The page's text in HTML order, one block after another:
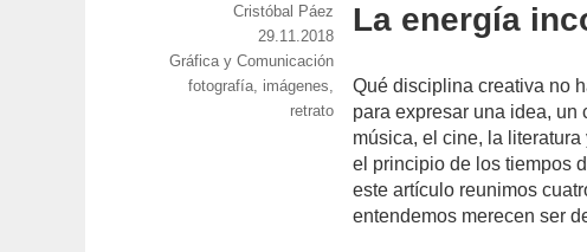
La energía
Qué disciplina creativa no
para expresar una idea, un
música, el cine, la
el principio de los tiempos
este artículo reunimos
entendemos merecen ser
https://www.experimenta.es/author/cristobal-
paez/
Cristóbal Páez
Publicado
el
29.11.2018
Categorías
Gráfica y Comunicación
Etiquetas
fotografía, imágenes,
retrato